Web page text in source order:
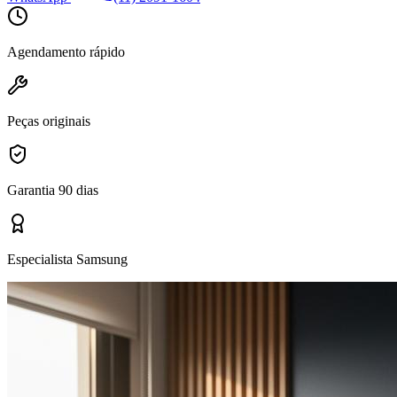
Agendamento rápido
Peças originais
Garantia 90 dias
Especialista Samsung